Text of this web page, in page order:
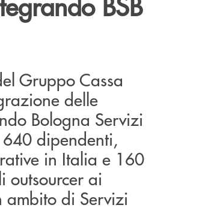
Gruppo Cassa
delle
Bologna Servizi
dipendenti,
in Italia e 160
outsourcer ai
ambito di Servizi